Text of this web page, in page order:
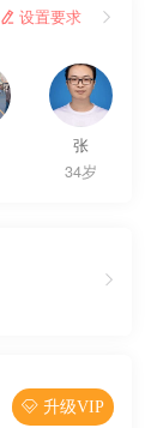
 设置要求 
张
34岁
 升级VIP